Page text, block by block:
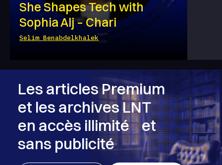
She Shapes Tech with
Sophia Alj – Chari
Selim Benabdelkhalek
Les articles Premium
et les archives LNT
en accès illimité et
sans publicité